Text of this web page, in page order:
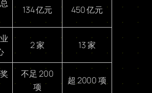
134 亿元 450 亿元
2 家 13 家
不足 200
项
超 2000 项